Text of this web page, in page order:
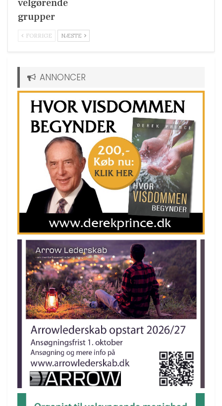
velgørende
grupper
FORRIGE NÆSTE
ANNONCER